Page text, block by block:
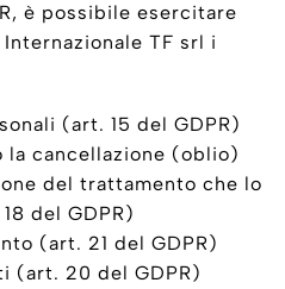
è possibile esercitare
TF srl i
(art. 15 del GDPR)
cancellazione (oblio)
del trattamento che lo
del GDPR)
(art. 21 del GDPR)
(art. 20 del GDPR)